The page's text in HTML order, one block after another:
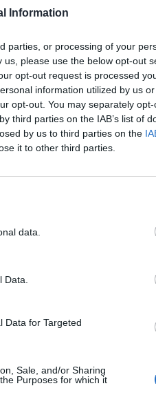
Information
parties, or processing of your
please use the below opt-out
opt-out request is processed
information utilized by us
opt-out. You may separately
third parties on the IAB’s list of
by us to third parties on the
it to other third parties.
data.
Data for Targeted
Sale, and/or Sharing
Purposes for which it
lo menos de dos
a un tono simple
el oído responde a
separaban el
de la cóclea
agudos a la zona
varios canales y
de
que las
respondería
de
prueban una
en particular.